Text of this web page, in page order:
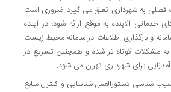
فصلی به شهرداری تعلق می گیرد ضروری است
خدماتی آلاینده به موقع ارائه شود، در آینده
و بارگذاری اطلاعات در سامانه محیط زیست
به مشکلات کوتاه تر شده و همچنین تسریع در
برای شهرداری تهران می شود.
شناسی دستورالعمل شناسایی و کنترل منابع